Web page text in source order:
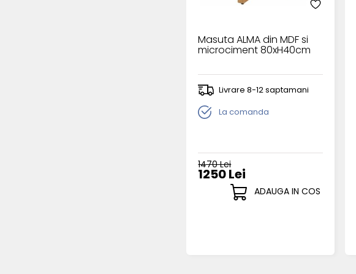
Masuta ALMA din MDF si
microciment 80xH40cm
Livrare 8-12 saptamani
La comanda
1470 Lei
1250 Lei
ADAUGA IN COS